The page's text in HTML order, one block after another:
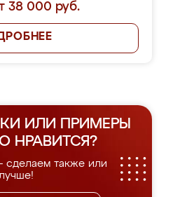
38 000 руб.
ИЛИ ПРИМЕРЫ
НРАВИТСЯ?
сделаем также или